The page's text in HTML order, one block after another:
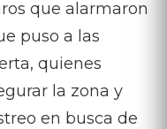
que alarmaron
puso a las
quienes
la zona y
en busca de